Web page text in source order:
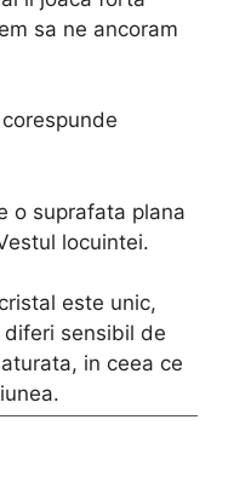
sa ne ancoram
o suprafata plana
locuintei.
este unic,
sensibil de
in ceea ce